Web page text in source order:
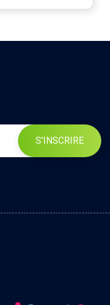
S'INSCRIRE